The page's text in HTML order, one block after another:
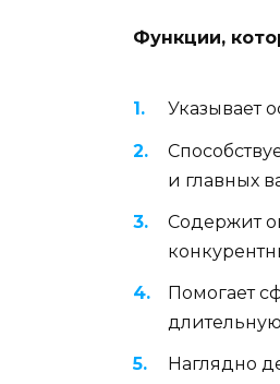
Функции,
Указывает
и главных
Содержит
Помогает
длительную
Наглядно